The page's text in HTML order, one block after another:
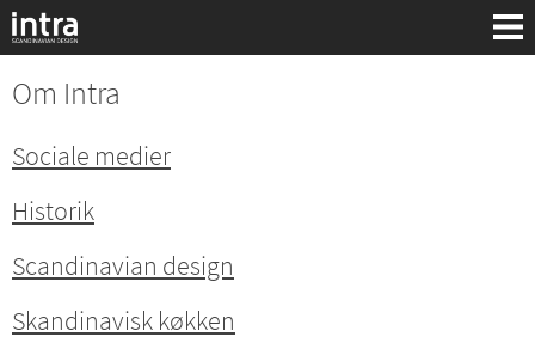
Om Intra
Sociale medier
Historik
Scandinavian design
Skandinavisk køkken